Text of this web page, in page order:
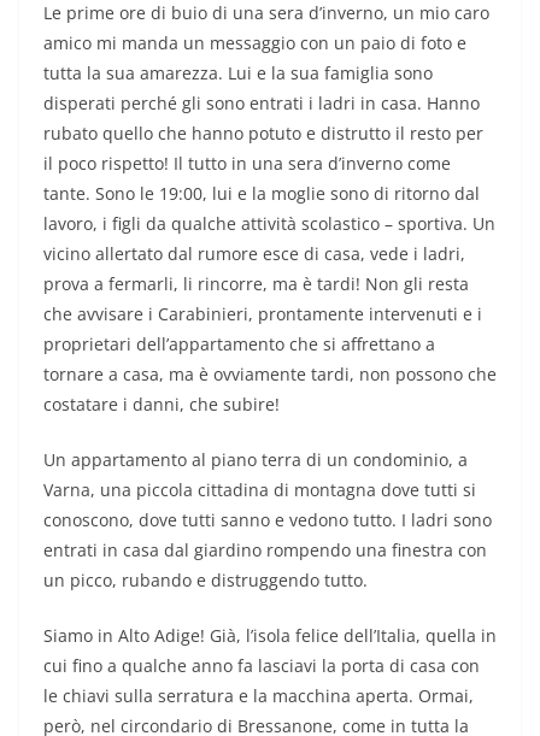
Le prime ore di buio di una sera d’inverno, un mio caro
amico mi manda un messaggio con un paio di foto e
tutta la sua amarezza. Lui e la sua famiglia sono
disperati perché gli sono entrati i ladri in casa. Hanno
rubato quello che hanno potuto e distrutto il resto per
il poco rispetto! Il tutto in una sera d’inverno come
tante. Sono le 19:00, lui e la moglie sono di ritorno dal
lavoro, i figli da qualche attività scolastico – sportiva. Un
vicino allertato dal rumore esce di casa, vede i ladri,
prova a fermarli, li rincorre, ma è tardi! Non gli resta
che avvisare i Carabinieri, prontamente intervenuti e i
proprietari dell’appartamento che si affrettano a
tornare a casa, ma è ovviamente tardi, non possono che
costatare i danni, che subire!
Un appartamento al piano terra di un condominio, a
Varna, una piccola cittadina di montagna dove tutti si
conoscono, dove tutti sanno e vedono tutto. I ladri sono
entrati in casa dal giardino rompendo una finestra con
un picco, rubando e distruggendo tutto.
Siamo in Alto Adige! Già, l’isola felice dell’Italia, quella in
cui fino a qualche anno fa lasciavi la porta di casa con
le chiavi sulla serratura e la macchina aperta. Ormai,
però, nel circondario di Bressanone, come in tutta la